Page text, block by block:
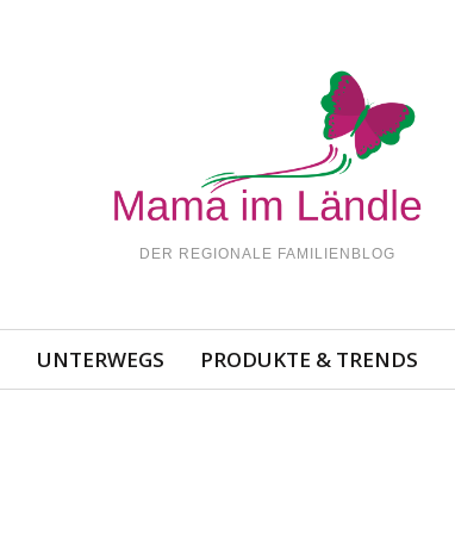
DER REGIONALE FAMILIENBLOG
UNTERWEGS PRODUKTE & TRENDS